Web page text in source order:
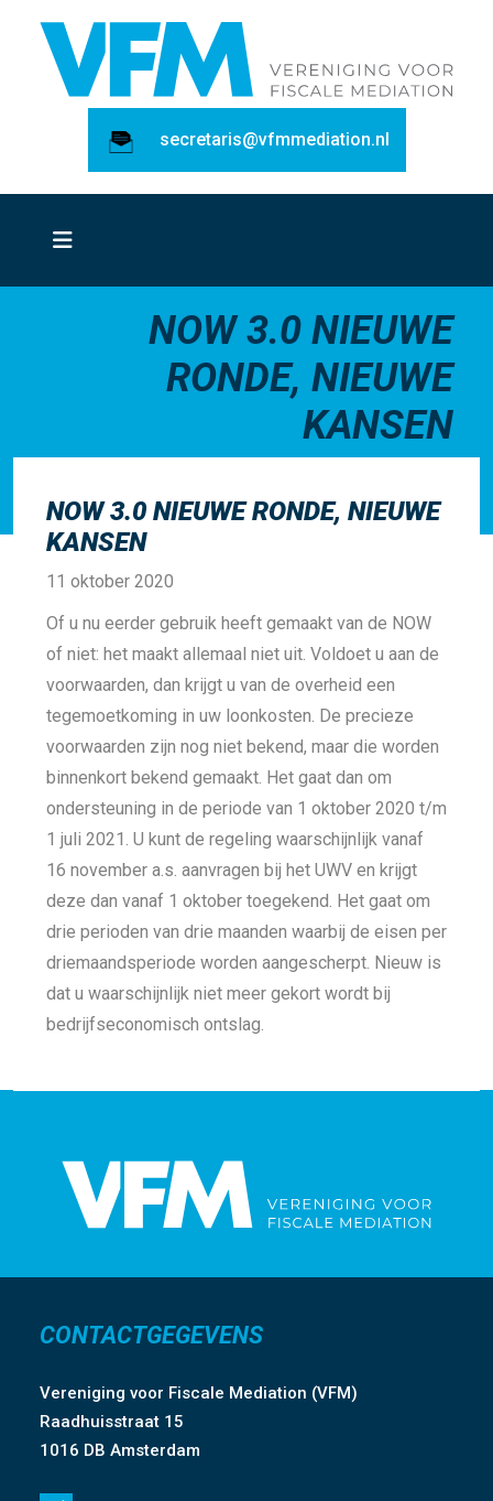
secretaris@vfmmediation.nl
NOW 3.0 NIEUWE
RONDE, NIEUWE
KANSEN
NOW 3.0 NIEUWE RONDE, NIEUWE
KANSEN
11 oktober 2020
Of u nu eerder gebruik heeft gemaakt van de NOW
of niet: het maakt allemaal niet uit. Voldoet u aan de
voorwaarden, dan krijgt u van de overheid een
tegemoetkoming in uw loonkosten. De precieze
voorwaarden zijn nog niet bekend, maar die worden
binnenkort bekend gemaakt. Het gaat dan om
ondersteuning in de periode van 1 oktober 2020 t/m
1 juli 2021. U kunt de regeling waarschijnlijk vanaf
16 november a.s. aanvragen bij het UWV en krijgt
deze dan vanaf 1 oktober toegekend. Het gaat om
drie perioden van drie maanden waarbij de eisen per
driemaandsperiode worden aangescherpt. Nieuw is
dat u waarschijnlijk niet meer gekort wordt bij
bedrijfseconomisch ontslag.
CONTACTGEGEVENS
Vereniging voor Fiscale Mediation (VFM)
Raadhuisstraat 15
1016 DB Amsterdam